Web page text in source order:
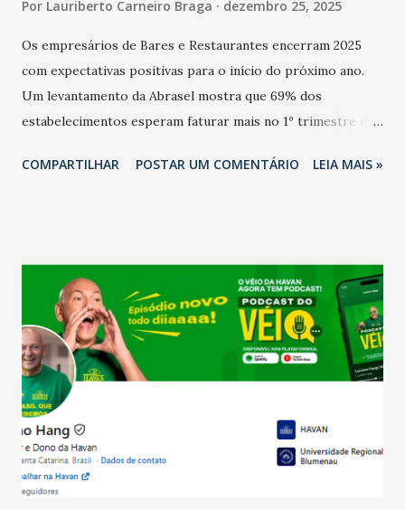
Por Lauriberto Carneiro Braga dezembro 25, 2025
Os empresários de Bares e Restaurantes encerram 2025
com expectativas positivas para o início do próximo ano.
Um levantamento da Abrasel mostra que 69% dos
estabelecimentos esperam faturar mais no 1º trimestre de
relação ao último trimestre deste ano, 56% também
confraternizações de fim de ano e pelo pagamento do 13º
Salário para um número maior de trabalhadores, já que o
país tem a menor taxa de desemprego dos anos recentes.
Ainda segundo a Pesquisa, em novembro de 2025, 40% dos
bares e restaurantes operaram com lucro e outros 40%
registraram equilíbrio financeiro. Já o percentual de
estabelecimentos no prejuízo ficou em 19%, pouco abaixo
do observado no mês anterior. Outros 1% não existiam em
novembro. Em relação a outubro, o faturamento também
cresceu. De acordo com a pesquisa, 44% dos n...
COMPARTILHAR POSTAR UM COMENTÁRIO LEIA MAIS »